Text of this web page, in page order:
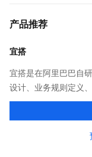
产品推荐
宜搭
宜搭是在阿里巴巴自
设计、业务规则定义
单的拖拽、配置，即